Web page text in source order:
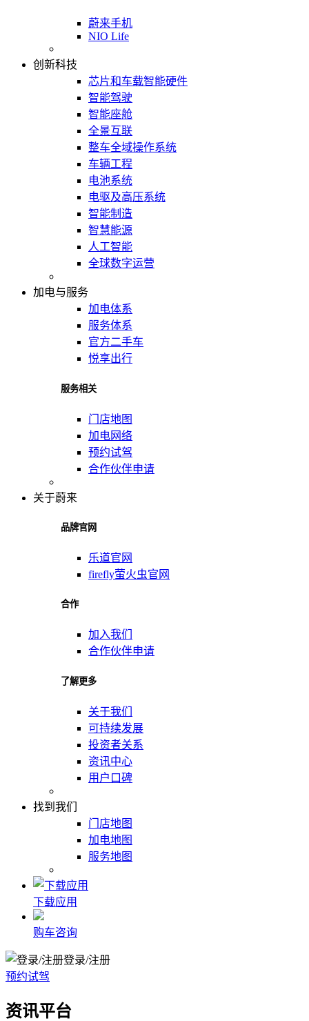
蔚来手机
NIO Life
创新科技
芯片和车载智能硬件
智能驾驶
智能座舱
全景互联
整车全域操作系统
车辆工程
电池系统
电驱及高压系统
智能制造
智慧能源
人工智能
全球数字运营
加电与服务
加电体系
服务体系
官方二手车
悦享出行
服务相关
门店地图
加电网络
预约试驾
合作伙伴申请
关于蔚来
品牌官网
乐道官网
firefly萤火虫官网
合作
加入我们
合作伙伴申请
了解更多
关于我们
可持续发展
投资者关系
资讯中心
用户口碑
找到我们
门店地图
加电地图
服务地图
下载应用
购车咨询
登录/注册
预约试驾
资讯平台